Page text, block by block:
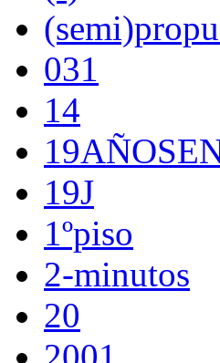
031
14
19J
1ºpiso
2-minutos
20